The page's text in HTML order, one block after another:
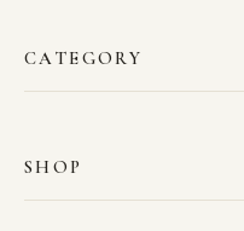
CATEGORY
SHOP